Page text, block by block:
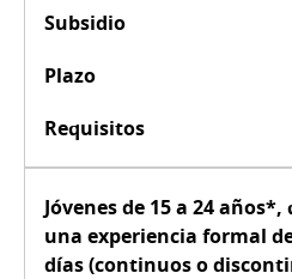
Subsidio
Plazo
Requisitos
Jóvenes de 15 a 24 años*,
una experiencia formal
días (continuos o